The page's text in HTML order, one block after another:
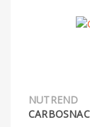
NUTREND